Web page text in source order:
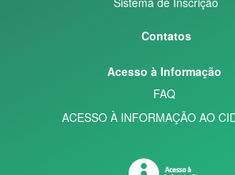
Contatos
Acesso à Informação
FAQ
ACESSO À INFORMAÇÃO AO